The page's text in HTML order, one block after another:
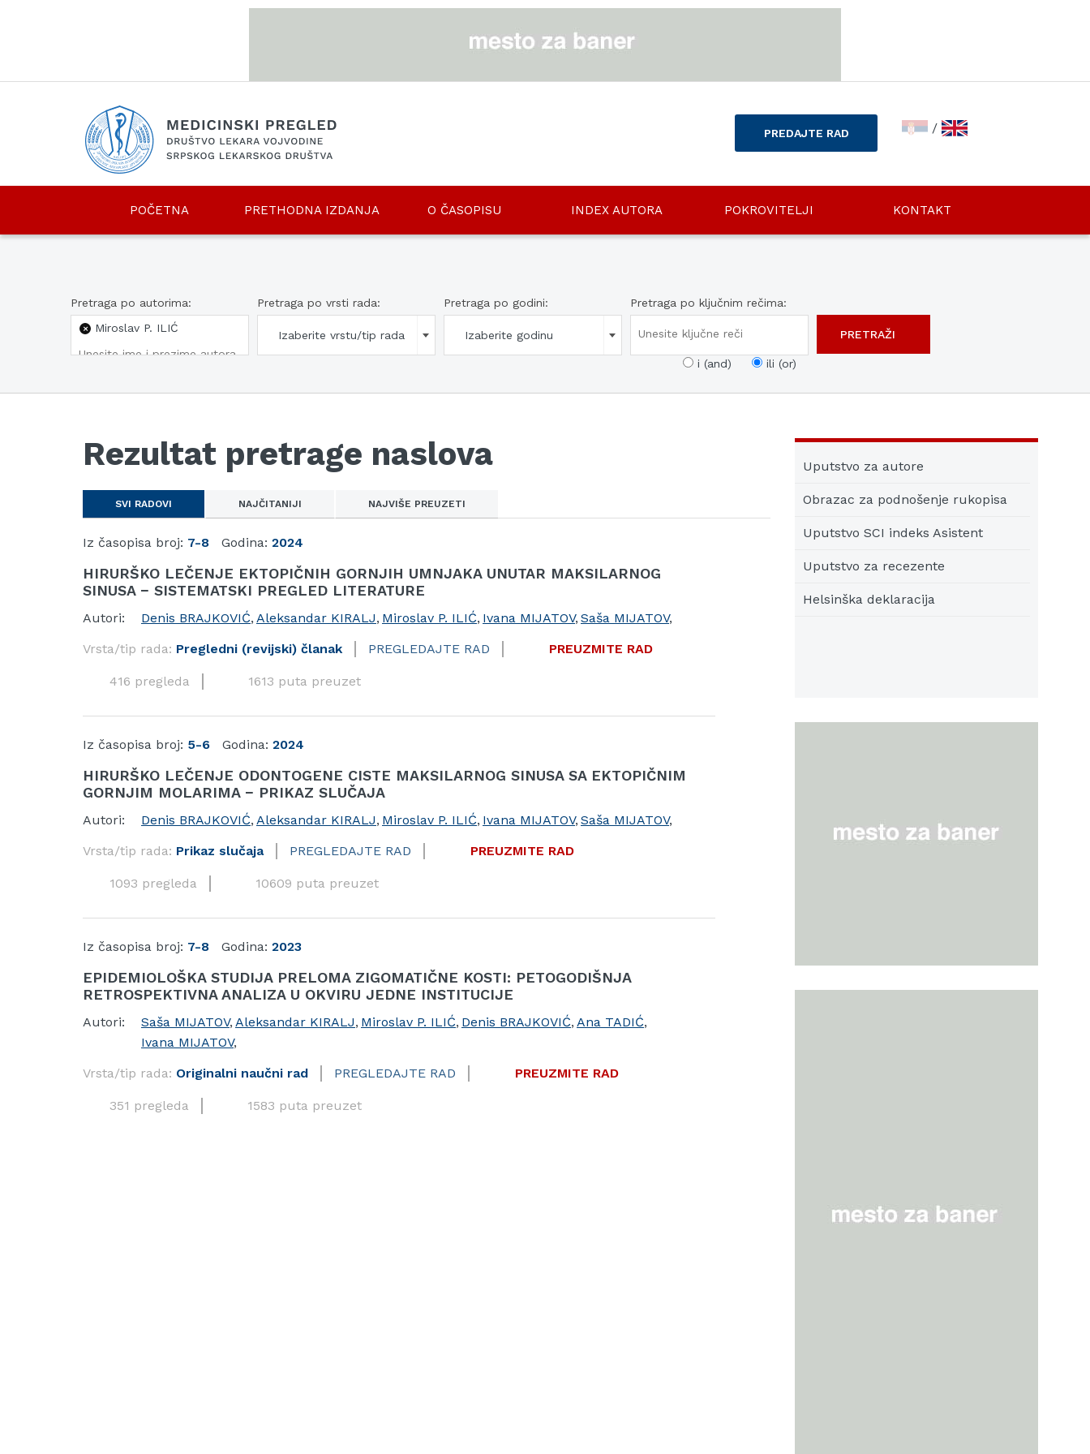
PREDAJTE RAD
srp /
eng
POČETNA PRETHODNA IZDANJA O ČASOPISU INDEX AUTORA POKROVITELJI KONTAKT
Pretraga po autorima:
× Miroslav P. ILIĆ
Pretraga po vrsti rada:
Izaberite vrstu/tip rada
Pretraga po godini:
Izaberite godinu
Pretraga po ključnim rečima:
i (and) ili (or)
Rezultat pretrage naslova
SVI RADOVI NAJČITANIJI NAJVIŠE PREUZETI
Iz časopisa broj: 7-8 Godina: 2024
HIRURŠKO LEČENJE EKTOPIČNIH GORNJIH UMNJAKA UNUTAR MAKSILARNOG
SINUSA − SISTEMATSKI PREGLED LITERATURE
Autori: Denis BRAJKOVIĆ, Aleksandar KIRALJ, Miroslav P. ILIĆ, Ivana MIJATOV, Saša MIJATOV,
Vrsta/tip rada: Pregledni (revijski) članak PREGLEDAJTE RAD PREUZMITE RAD
416 pregleda 1613 puta preuzet
Iz časopisa broj: 5-6 Godina: 2024
HIRURŠKO LEČENJE ODONTOGENE CISTE MAKSILARNOG SINUSA SA EKTOPIČNIM
GORNJIM MOLARIMA − PRIKAZ SLUČAJA
Autori: Denis BRAJKOVIĆ, Aleksandar KIRALJ, Miroslav P. ILIĆ, Ivana MIJATOV, Saša MIJATOV,
Vrsta/tip rada: Prikaz slučaja PREGLEDAJTE RAD PREUZMITE RAD
1093 pregleda 10609 puta preuzet
Iz časopisa broj: 7-8 Godina: 2023
EPIDEMIOLOŠKA STUDIJA PRELOMA ZIGOMATIČNE KOSTI: PETOGODIŠNJA
RETROSPEKTIVNA ANALIZA U OKVIRU JEDNE INSTITUCIJE
Autori: Saša MIJATOV, Aleksandar KIRALJ, Miroslav P. ILIĆ, Denis BRAJKOVIĆ, Ana TADIĆ,
Ivana MIJATOV,
Vrsta/tip rada: Originalni naučni rad PREGLEDAJTE RAD PREUZMITE RAD
351 pregleda 1583 puta preuzet
Uputstvo za autore
Obrazac za podnošenje rukopisa
Uputstvo SCI indeks Asistent
Uputstvo za recezente
Helsinška deklaracija